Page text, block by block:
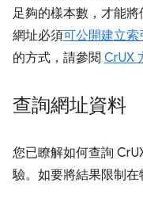
足夠的樣本數，才能
網址必須可公開建立索
的方式，請參閱 CrUX
查詢網址資料
您已瞭解如何查詢
驗。如要將結果限制